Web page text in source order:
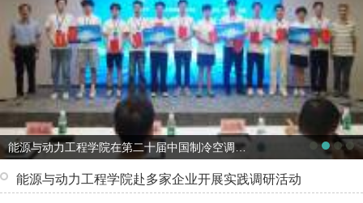
能源与动力工程学院在第二十届中国制冷空调行业大学生科技竞赛获得佳绩
能源与动力工程学院赴多家企业开展实践调研活动